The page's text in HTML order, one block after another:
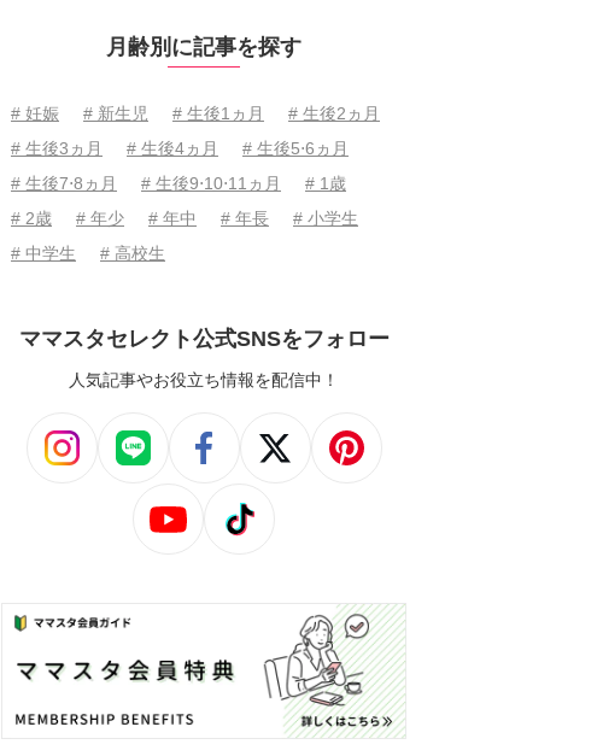
月齢別に記事を探す
# 妊娠 # 新生児 # 生後1ヵ月
# 生後2ヵ月
# 生後3ヵ月
# 生後4ヵ月
# 生後5⋅6ヵ月
# 生後7⋅8ヵ月
# 生後9⋅10⋅11ヵ月
# 1歳
# 2歳
# 年少 # 年中 # 年長
# 小学生
# 中学生
# 高校生
ママスタセレクト公式SNSをフォロー
人気記事やお役立ち情報を配信中！